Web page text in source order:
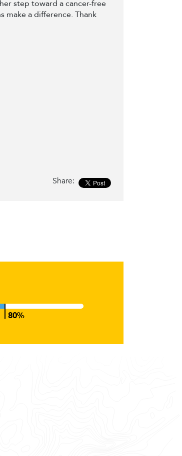
step toward a cancer-free
a difference. Thank
Share: